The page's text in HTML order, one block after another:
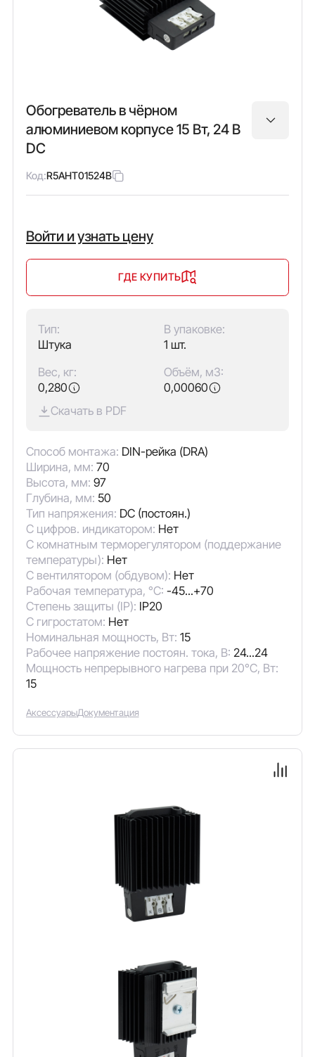
Обогреватель в чёрном
алюминиевом корпусе 15 Вт, 24 В
DC
Код:R5AHT01524B
Войти и узнать цену
ГДЕ КУПИТЬ
Тип:
Штука
В упаковке:
1 шт.
Вес, кг:
0,280
Объём, м3:
0,00060
Скачать в PDF
Способ монтажа: DIN-рейка (DRA)
Ширина, мм: 70
Высота, мм: 97
Глубина, мм: 50
Тип напряжения: DC (постоян.)
С цифров. индикатором: Нет
С комнатным терморегулятором (поддержание
температуры): Нет
С вентилятором (обдувом): Нет
Рабочая температура, °C: -45...+70
Степень защиты (IP): IP20
С гигростатом: Нет
Номинальная мощность, Вт: 15
Рабочее напряжение постоян. тока, В: 24...24
Мощность непрерывного нагрева при 20°C, Вт:
15
АксессуарыДокументация